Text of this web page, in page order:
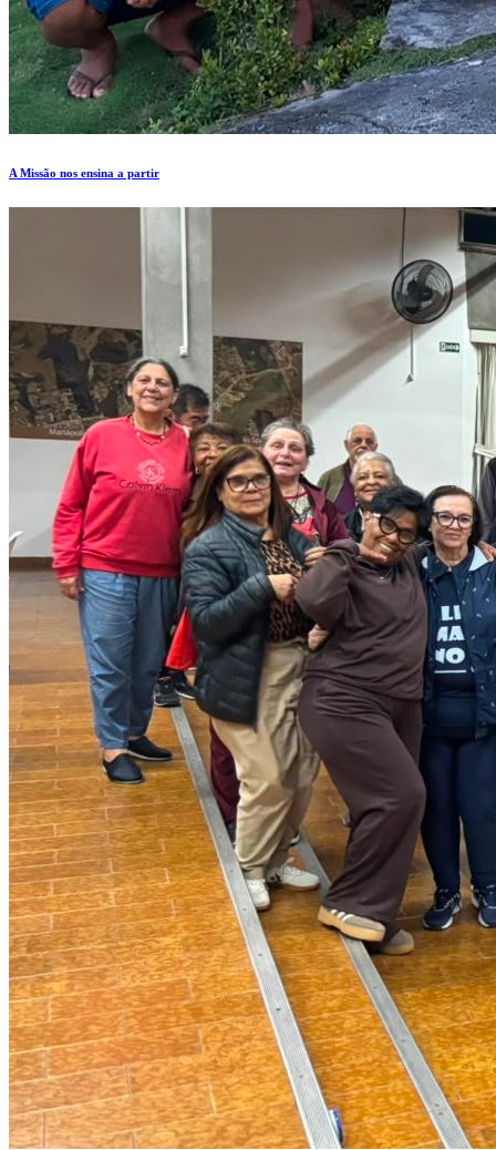
A Missão nos ensina a partir